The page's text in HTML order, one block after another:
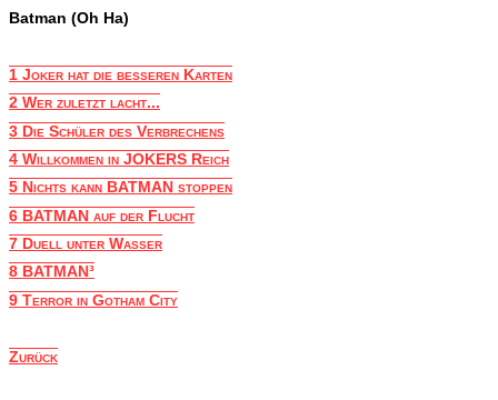
Batman (Oh Ha)
1 Joker hat die besseren Karten
2 Wer zuletzt lacht...
3 Die Schüler des Verbrechens
4 Willkommen in JOKERS Reich
5 Nichts kann BATMAN stoppen
6 BATMAN auf der Flucht
7 Duell unter Wasser
8 BATMAN³
9 Terror in Gotham City
Zurück